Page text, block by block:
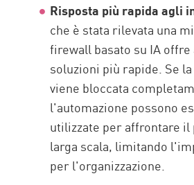
Risposta più rapida agli
che è stata rilevata una
firewall basato su IA offre
soluzioni più rapide. Se
viene bloccata
l'automazione possono
utilizzate per affrontare il
larga scala, limitando
per l'organizzazione.